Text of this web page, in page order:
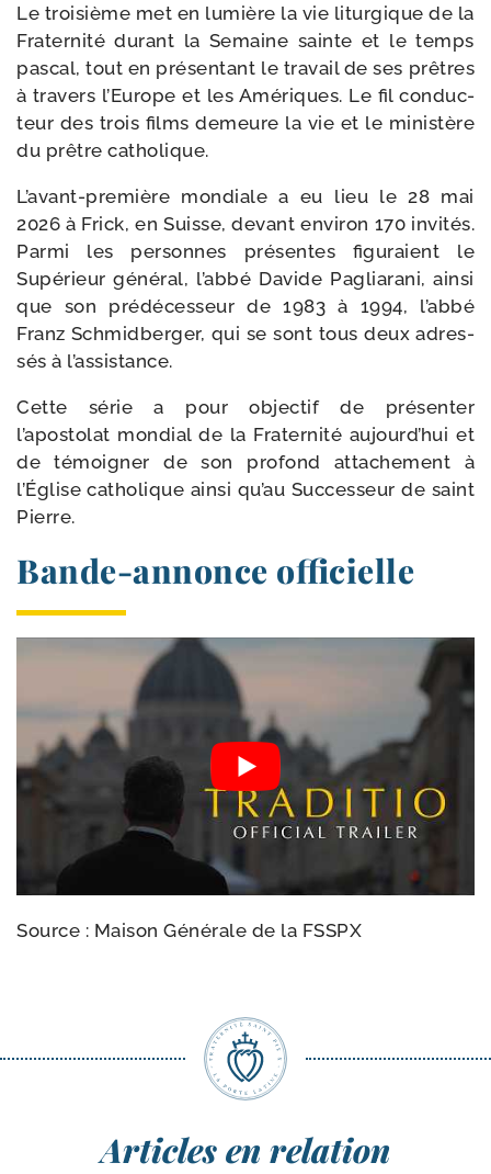
Le troi­sième met en lumière la vie litur­gique de la
Fraternité durant la Semaine sainte et le temps
pas­cal, tout en pré­sen­tant le tra­vail de ses prêtres
à tra­vers l’Europe et les Amériques. Le fil conduc­
teur des trois films demeure la vie et le minis­tère
du prêtre catholique.
L’avant-première mon­diale a eu lieu le 28 mai
2026 à Frick, en Suisse, devant envi­ron 170 invi­tés.
Parmi les per­sonnes pré­sentes figu­raient le
Supérieur géné­ral, l’abbé Davide Pagliarani, ain­si
que son pré­dé­ces­seur de 1983 à 1994, l’abbé
Franz Schmidberger, qui se sont tous deux adres­
sés à l’assistance.
Cette série a pour objec­tif de pré­sen­ter
l’apostolat mon­dial de la Fraternité aujourd’hui et
de témoi­gner de son pro­fond atta­che­ment à
l’Église catho­lique ain­si qu’au Successeur de saint
Pierre.
Bande-​annonce officielle
Source : Maison Générale de la FSSPX
Articles en relation